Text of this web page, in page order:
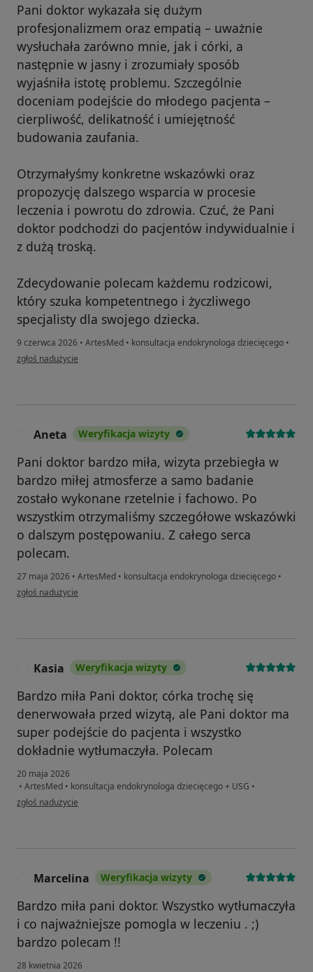
Pani doktor wykazała się dużym
profesjonalizmem oraz empatią – uważnie
wysłuchała zarówno mnie, jak i córki, a
następnie w jasny i zrozumiały sposób
wyjaśniła istotę problemu. Szczególnie
doceniam podejście do młodego pacjenta –
cierpliwość, delikatność i umiejętność
budowania zaufania.
Otrzymałyśmy konkretne wskazówki oraz
propozycję dalszego wsparcia w procesie
leczenia i powrotu do zdrowia. Czuć, że Pani
doktor podchodzi do pacjentów indywidualnie i
z dużą troską.
Zdecydowanie polecam każdemu rodzicowi,
który szuka kompetentnego i życzliwego
specjalisty dla swojego dziecka.
9 czerwca 2026 • ArtesMed • konsultacja endokrynologa dziecięcego •
w opinii użytkownika Magdalena
zgłoś nadużycie
Aneta Weryfikacja wizyty
Pani doktor bardzo miła, wizyta przebiegła w
bardzo miłej atmosferze a samo badanie
zostało wykonane rzetelnie i fachowo. Po
wszystkim otrzymaliśmy szczegółowe wskazówki
o dalszym postępowaniu. Z całego serca
polecam.
27 maja 2026 • ArtesMed • konsultacja endokrynologa dziecięcego •
w opinii użytkownika Aneta
zgłoś nadużycie
Kasia Weryfikacja wizyty
Bardzo miła Pani doktor, córka trochę się
denerwowała przed wizytą, ale Pani doktor ma
super podejście do pacjenta i wszystko
dokładnie wytłumaczyła. Polecam
20 maja 2026
• ArtesMed • konsultacja endokrynologa dziecięcego + USG •
w opinii użytkownika Kasia
zgłoś nadużycie
Marcelina Weryfikacja wizyty
Bardzo miła pani doktor. Wszystko wytłumaczyła
i co najważniejsze pomogla w leczeniu . ;)
bardzo polecam !!
28 kwietnia 2026